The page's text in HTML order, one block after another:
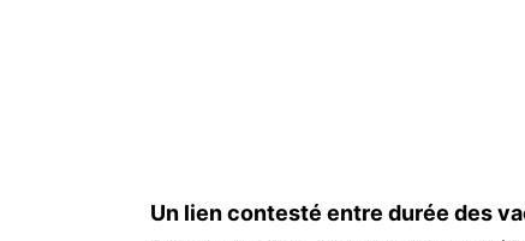
Un lien contesté entre durée des